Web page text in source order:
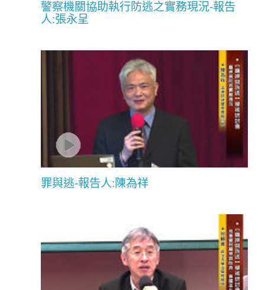
警察機關協助執行防逃之實務現況-報告
人:張永呈
罪與逃-報告人:陳為祥